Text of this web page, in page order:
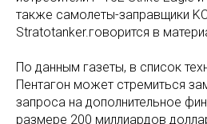
также самолеты-заправщики
Stratotanker.говорится в
По данным газеты, в список
Пентагон может стремиться
запроса на дополнительное
размере 200 миллиардов